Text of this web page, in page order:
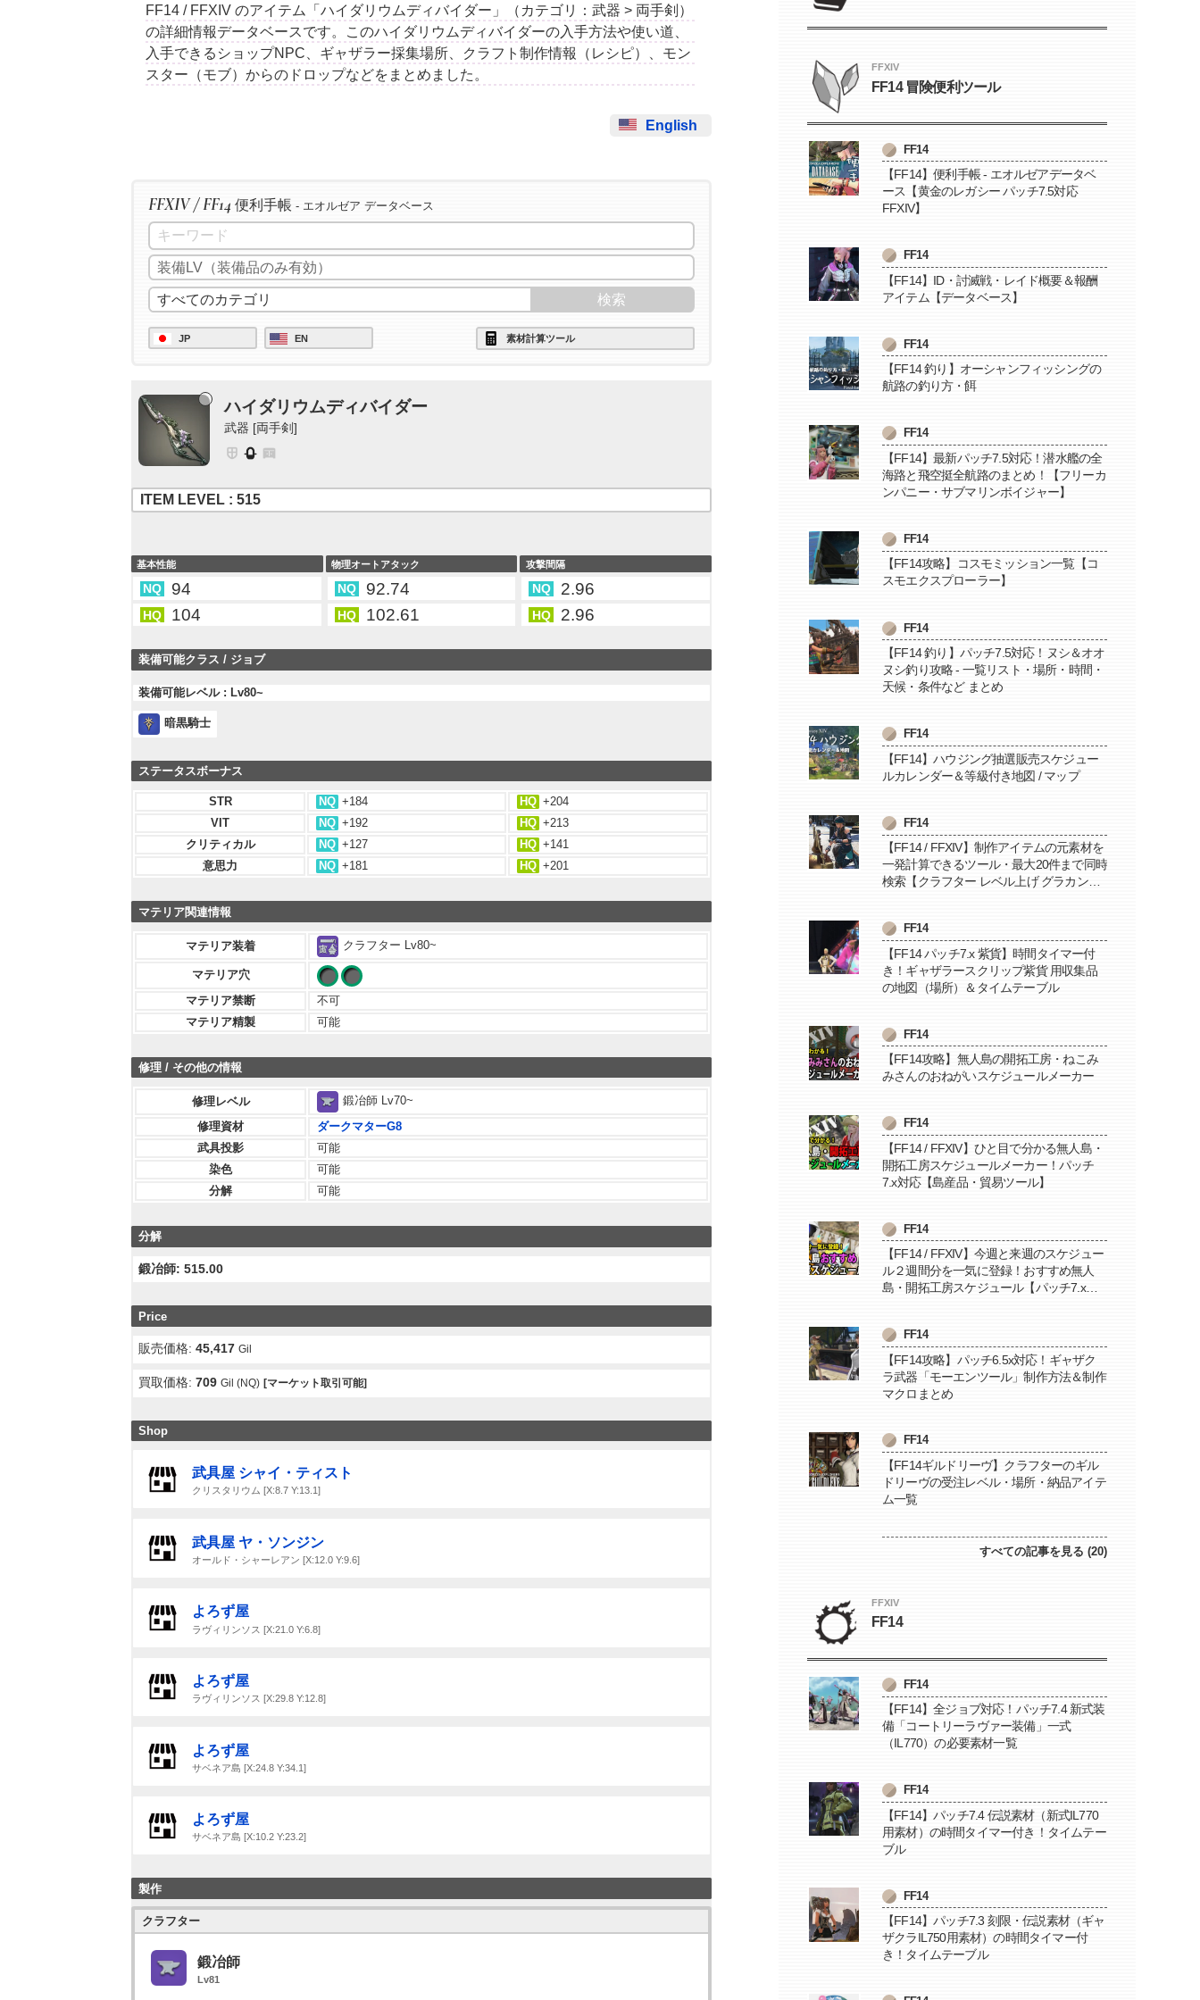
FF14 / FFXIV のアイテム「ハイダリウムディバイダー」（カテゴリ：武器 > 両手剣）
の詳細情報データベースです。このハイダリウムディバイダーの入手方法や使い道、
入手できるショップNPC、ギャザラー採集場所、クラフト制作情報（レシピ）、モン
スター（モブ）からのドロップなどをまとめました。
English
FFXIV / FF14 便利手帳 - エオルゼア データベース
JP EN 素材計算ツール
ハイダリウムディバイダー
武器 [両手剣]
ITEM LEVEL : 515
基本性能
NQ 94
HQ 104
物理オートアタック
NQ 92.74
HQ 102.61
攻撃間隔
NQ 2.96
HQ 2.96
装備可能クラス / ジョブ
装備可能レベル : Lv80~
暗黒騎士
ステータスボーナス
STR NQ +184 HQ +204
VIT
NQ +192 HQ +213
クリティカル
NQ +127 HQ +141
意思力
NQ +181 HQ +201
マテリア関連情報
マテリア装着 クラフター Lv80~
マテリア穴
マテリア禁断
不可
マテリア精製
可能
修理 / その他の情報
修理レベル
鍛冶師 Lv70~
修理資材
ダークマターG8
武具投影
可能
染色
可能
分解
可能
分解
鍛冶師: 515.00
Price
販売価格:45,417 Gil
買取価格:709 Gil (NQ) [マーケット取引可能]
Shop
武具屋 シャイ・ティスト
クリスタリウム [X:8.7 Y:13.1]
武具屋 ヤ・ソンジン
オールド・シャーレアン [X:12.0 Y:9.6]
よろず屋
ラヴィリンソス [X:21.0 Y:6.8]
よろず屋
ラヴィリンソス [X:29.8 Y:12.8]
よろず屋
サベネア島 [X:24.8 Y:34.1]
よろず屋
サベネア島 [X:10.2 Y:23.2]
製作
クラフター
鍛冶師
Lv81
FFXIV
FF14 冒険便利ツール
FF14
【FF14】便利手帳 - エオルゼアデータベ
ース【黄金のレガシー パッチ7.5対応
FFXIV】
FF14
【FF14】ID・討滅戦・レイド概要＆報酬
アイテム【データベース】
FF14
【FF14 釣り】オーシャンフィッシングの
航路の釣り方・餌
FF14
【FF14】最新パッチ7.5対応！潜水艦の全
海路と飛空挺全航路のまとめ！【フリーカ
ンパニー・サブマリンボイジャー】
FF14
【FF14攻略】コスモミッション一覧【コ
スモエクスプローラー】
FF14
【FF14 釣り】パッチ7.5対応！ヌシ＆オオ
ヌシ釣り攻略 - 一覧リスト・場所・時間・
天候・条件など まとめ
FF14
【FF14】ハウジング抽選販売スケジュー
ルカレンダー＆等級付き地図 / マップ
FF14
【FF14 / FFXIV】制作アイテムの元素材を
一発計算できるツール・最大20件まで同時
検索【クラフター レベル上げ グラカン納
FF14
【FF14 パッチ7.x 紫貨】時間タイマー付
き！ギャザラースクリップ紫貨 用収集品
の地図（場所）＆タイムテーブル
FF14
【FF14攻略】無人島の開拓工房・ねこみ
みさんのおねがいスケジュールメーカー
FF14
【FF14 / FFXIV】ひと目で分かる無人島・
開拓工房スケジュールメーカー！パッチ
7.x対応【島産品・貿易ツール】
FF14
【FF14 / FFXIV】今週と来週のスケジュー
ル２週間分を一気に登録！おすすめ無人
島・開拓工房スケジュール【パッチ7.x対
FF14
【FF14攻略】パッチ6.5x対応！ギャザク
ラ武器「モーエンツール」制作方法＆制作
マクロまとめ
FF14
【FF14ギルドリーヴ】クラフターのギル
ドリーヴの受注レベル・場所・納品アイテ
ム一覧
すべての記事を見る (20)
FFXIV
FF14
FF14
【FF14】全ジョブ対応！パッチ7.4 新式装
備「コートリーラヴァー装備」一式
（IL770）の必要素材一覧
FF14
【FF14】パッチ7.4 伝説素材（新式IL770
用素材）の時間タイマー付き！タイムテー
ブル
FF14
【FF14】パッチ7.3 刻限・伝説素材（ギャ
ザクラIL750用素材）の時間タイマー付
き！タイムテーブル